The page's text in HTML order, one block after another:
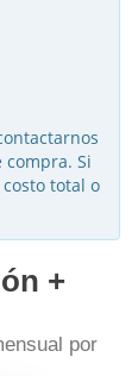
Si
total o
+
por